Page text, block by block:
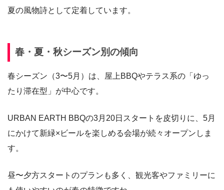
夏の風物詩として定着しています。
春・夏・秋シーズン別の傾向
春シーズン（3〜5月）は、屋上BBQやテラス系の「ゆっ
たり滞在型」が中心です。
URBAN EARTH BBQの3月20日スタートを皮切りに、5月
にかけて新緑×ビールを楽しめる会場が続々オープンしま
す。
昼〜夕方スタートのプランも多く、観光客やファミリーに